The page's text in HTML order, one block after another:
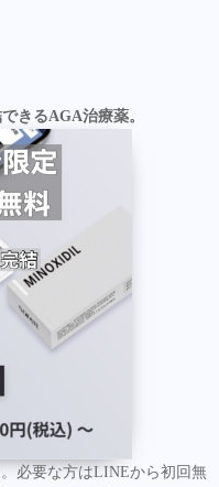
きるAGA治療薬。
必要な方はLINEから初回無